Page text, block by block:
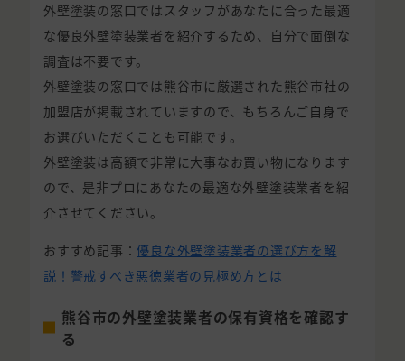
外壁塗装の窓口ではスタッフがあなたに合った最適
な優良外壁塗装業者を紹介するため、自分で面倒な
調査は不要です。
外壁塗装の窓口では熊谷市に厳選された熊谷市社の
加盟店が掲載されていますので、もちろんご自身で
お選びいただくことも可能です。
外壁塗装は高額で非常に大事なお買い物になります
ので、是非プロにあなたの最適な外壁塗装業者を紹
介させてください。
おすすめ記事：優良な外壁塗装業者の選び方を解
説！警戒すべき悪徳業者の見極め方とは
熊谷市の外壁塗装業者の保有資格を確認す
る